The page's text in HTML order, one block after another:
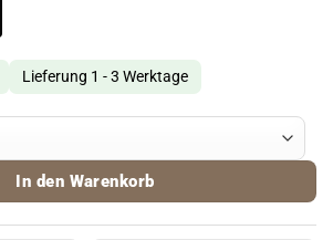
Lieferung 1 - 3 Werktage
- Nikotinsalz Menge
In den Warenkorb